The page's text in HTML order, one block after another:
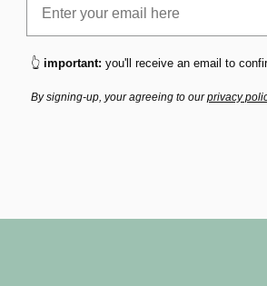
👆 important: you'll receive an email to
By signing-up, your agreeing to ourprivacy